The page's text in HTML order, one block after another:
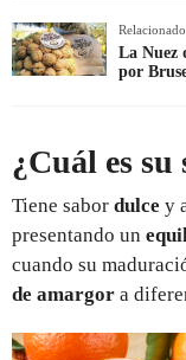
Relacionado
La Nuez
por
¿Cuál es su
Tiene sabor dulce y
presentando un
cuando su
de amargor a